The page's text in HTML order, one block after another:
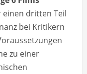
einen dritten Teil
bei Kritikern
zu einer